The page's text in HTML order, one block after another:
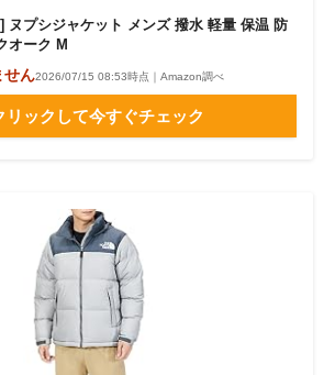
ヌプシジャケット メンズ 撥水 軽量 保温 防
オーク M
せん2026/07/15 08:53時点｜Amazon調べ
リックして今すぐチェック